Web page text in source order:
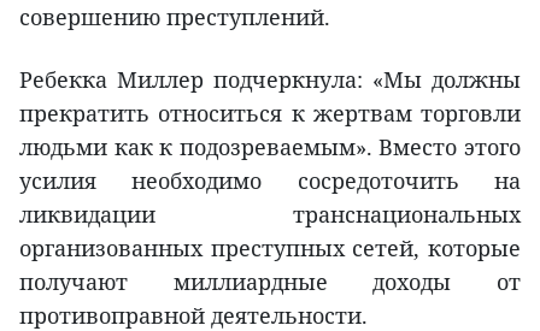
совершению преступлений.
Ребекка Миллер подчеркнула: «Мы должны
прекратить относиться к жертвам торговли
людьми как к подозреваемым». Вместо этого
усилия необходимо сосредоточить на
ликвидации транснациональных
организованных преступных сетей, которые
получают миллиардные доходы от
противоправной деятельности.